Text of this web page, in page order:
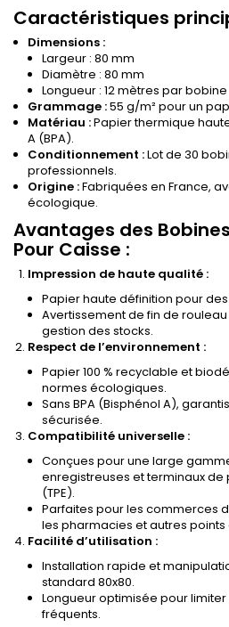
Caractéristiques
Dimensions :
Largeur : 80 mm
Diamètre : 80 mm
Longueur : 12 mètres par bobine
Grammage :55 g/m² pour un
Matériau :Papier thermique
A (BPA).
Conditionnement :Lot de 30
professionnels.
Origine :Fabriquées en France,
écologique.
Avantages des
Pour Caisse :
Impression de haute qualité :
Papier haute définition pour
Avertissement de fin de
gestion des stocks.
Respect de l’environnement :
Papier 100 % recyclable et
normes écologiques.
Sans BPA (Bisphénol A),
sécurisée.
Compatibilité universelle :
Conçues pour une large
enregistreuses et terminaux
(TPE).
Parfaites pour les commerces
les pharmacies et autres points
Facilité d’utilisation :
Installation rapide et
standard 80x80.
Longueur optimisée pour
fréquents.